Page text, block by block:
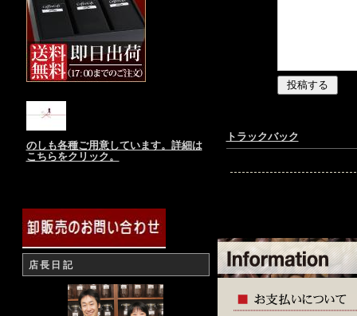
のしも各種ご用意しています。詳細は
こちらをクリック。
店長日記
トラックバック